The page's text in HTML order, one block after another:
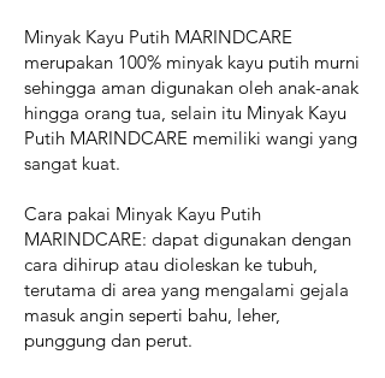
Minyak Kayu Putih MARINDCARE
merupakan 100% minyak kayu putih murni
sehingga aman digunakan oleh anak-anak
hingga orang tua, selain itu Minyak Kayu
Putih MARINDCARE memiliki wangi yang
sangat kuat.
Cara pakai Minyak Kayu Putih
MARINDCARE: dapat digunakan dengan
cara dihirup atau dioleskan ke tubuh,
terutama di area yang mengalami gejala
masuk angin seperti bahu, leher,
punggung dan perut.